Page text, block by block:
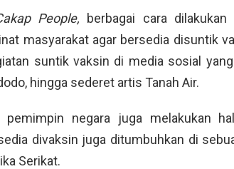
People, berbagai cara
masyarakat agar bersedia disuntik
suntik vaksin di media sosial
hingga sederet artis Tanah Air.
pemimpin negara juga melakukan
divaksin juga ditumbuhkan di
Serikat.